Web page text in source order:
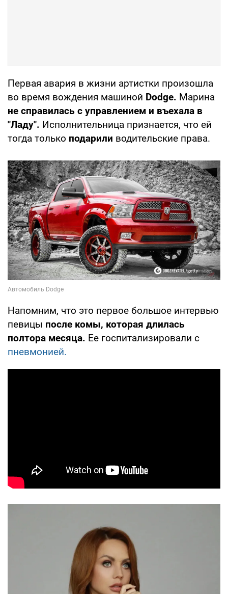
Первая авария в жизни артистки произошла
во время вождения машиной Dodge. Марина
не справилась с управлением и въехала в
"Ладу". Исполнительница признается, что ей
тогда только подарили водительские права.
Напомним, что это первое большое интервью
певицы после комы, которая длилась
полтора месяца. Ее госпитализировали с
пневмонией.